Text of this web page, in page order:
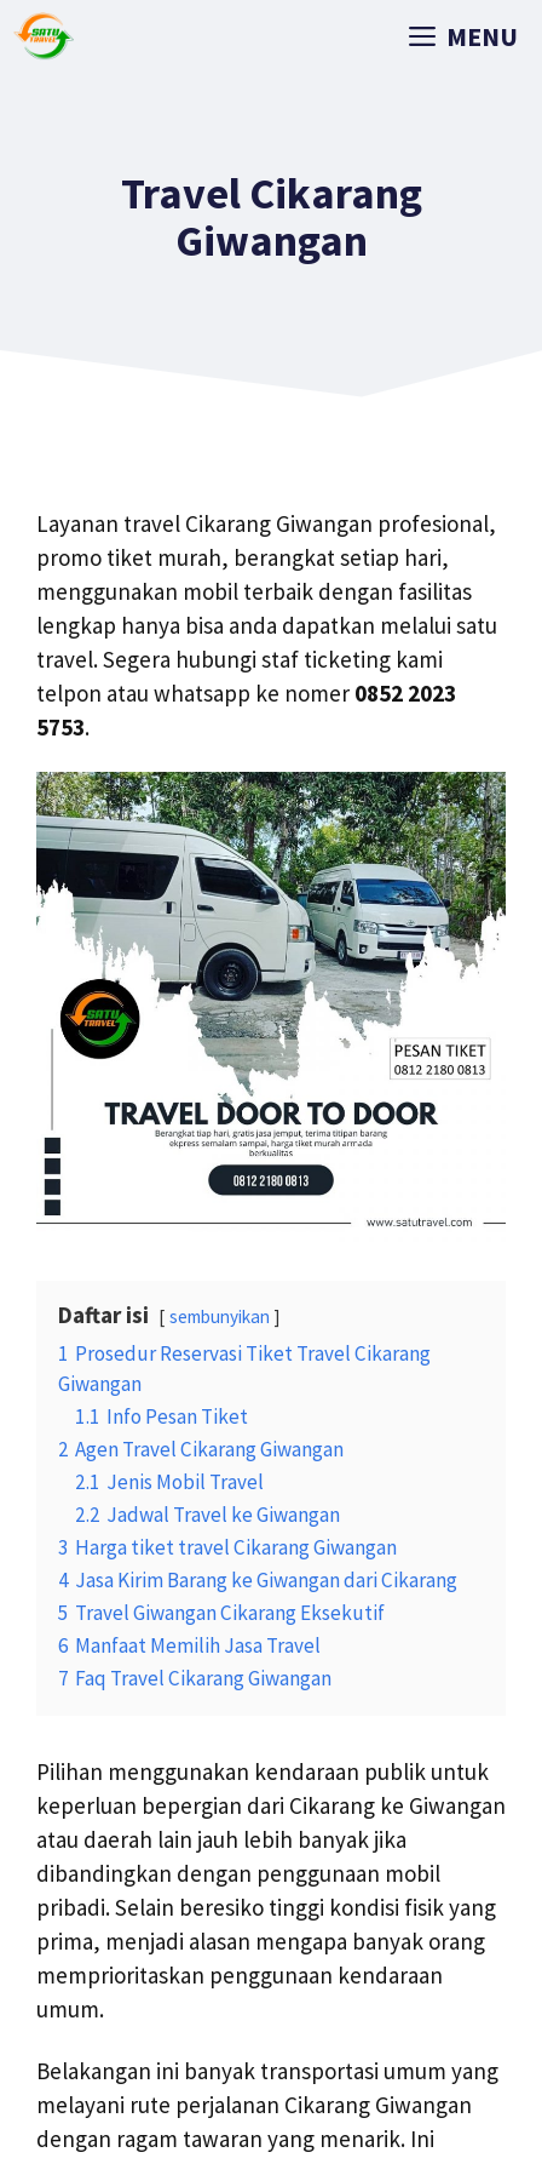
MENU
Travel Cikarang
Giwangan
Layanan travel Cikarang Giwangan profesional,
promo tiket murah, berangkat setiap hari,
menggunakan mobil terbaik dengan fasilitas
lengkap hanya bisa anda dapatkan melalui satu
travel. Segera hubungi staf ticketing kami
telpon atau whatsapp ke nomer 0852 2023
5753.
Daftar isi sembunyikan
1 Prosedur Reservasi Tiket Travel Cikarang
Giwangan
1.1 Info Pesan Tiket
2 Agen Travel Cikarang Giwangan
2.1 Jenis Mobil Travel
2.2 Jadwal Travel ke Giwangan
3 Harga tiket travel Cikarang Giwangan
4 Jasa Kirim Barang ke Giwangan dari Cikarang
5 Travel Giwangan Cikarang Eksekutif
6 Manfaat Memilih Jasa Travel
7 Faq Travel Cikarang Giwangan
Pilihan menggunakan kendaraan publik untuk
keperluan bepergian dari Cikarang ke Giwangan
atau daerah lain jauh lebih banyak jika
dibandingkan dengan penggunaan mobil
pribadi. Selain beresiko tinggi kondisi fisik yang
prima, menjadi alasan mengapa banyak orang
memprioritaskan penggunaan kendaraan
umum.
Belakangan ini banyak transportasi umum yang
melayani rute perjalanan Cikarang Giwangan
dengan ragam tawaran yang menarik. Ini